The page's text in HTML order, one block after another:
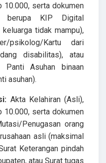
10.000, serta dokumen
berupa KIP Digital
tidak mampu),
psikolog/Kartu dari
disabilitas), atau
Panti Asuhan binaan
asuhan).
Akta Kelahiran (Asli),
10.000, serta dokumen
Penugasan orang
asli (maksimal
Keterangan pindah
atau Surat tugas